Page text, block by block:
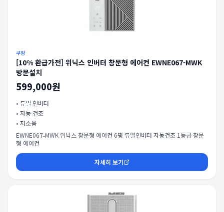
쿠팡
[10% 환급가전] 위닉스 인버터 창문형 에어컨 EWNE067-MWK
방문설치
599,000원
• 듀얼 인버터
• 자동 건조
• 저소음
EWNE067‑MWK 위닉스 창문형 에어컨 6평 듀얼인버터 자동건조 1등급 창문
형 에어컨
자세히 보기